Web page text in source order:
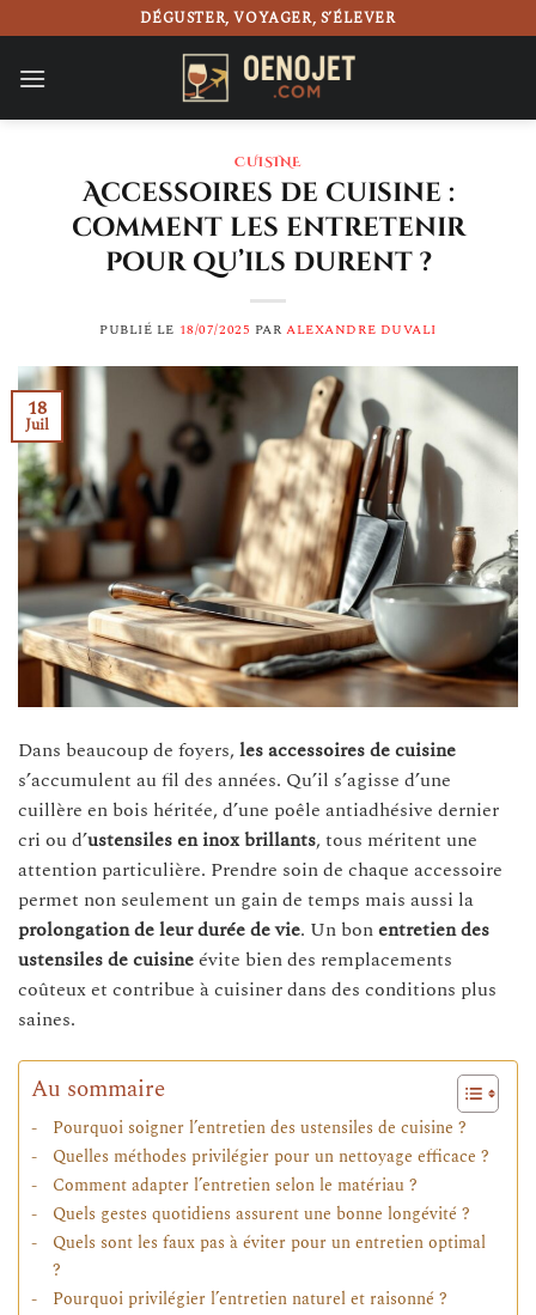
au
contenu
DÉGUSTER, VOYAGER, S’ÉLEVER
CUISINE
Accessoires de cuisine :
comment les entretenir
pour qu’ils durent ?
PUBLIÉ LE 18/07/2025 PARALEXANDRE DUVALI
18
Juil
Dans beaucoup de foyers,les accessoires de cuisine
s’accumulent au fil des années. Qu’il s’agisse d’une
cuillère en bois héritée, d’une poêle antiadhésive dernier
cri ou d’ustensiles en inox brillants, tous méritent une
attention particulière. Prendre soin de chaque accessoire
permet non seulement un gain de temps mais aussi la
prolongation de leur durée de vie. Un bonentretien des
ustensiles de cuisineévite bien des remplacements
coûteux et contribue à cuisiner dans des conditions plus
saines.
Au sommaire
Pourquoi soigner l’entretien des ustensiles de cuisine ?
Quelles méthodes privilégier pour un nettoyage efficace ?
Comment adapter l’entretien selon le matériau ?
Quels gestes quotidiens assurent une bonne longévité ?
Quels sont les faux pas à éviter pour un entretien optimal
?
Pourquoi privilégier l’entretien naturel et raisonné ?